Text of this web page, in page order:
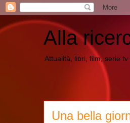
Alla
Attualità, libri, film, serie
Una bella